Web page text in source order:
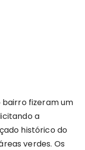
fizeram um
a
histórico do
verdes. Os